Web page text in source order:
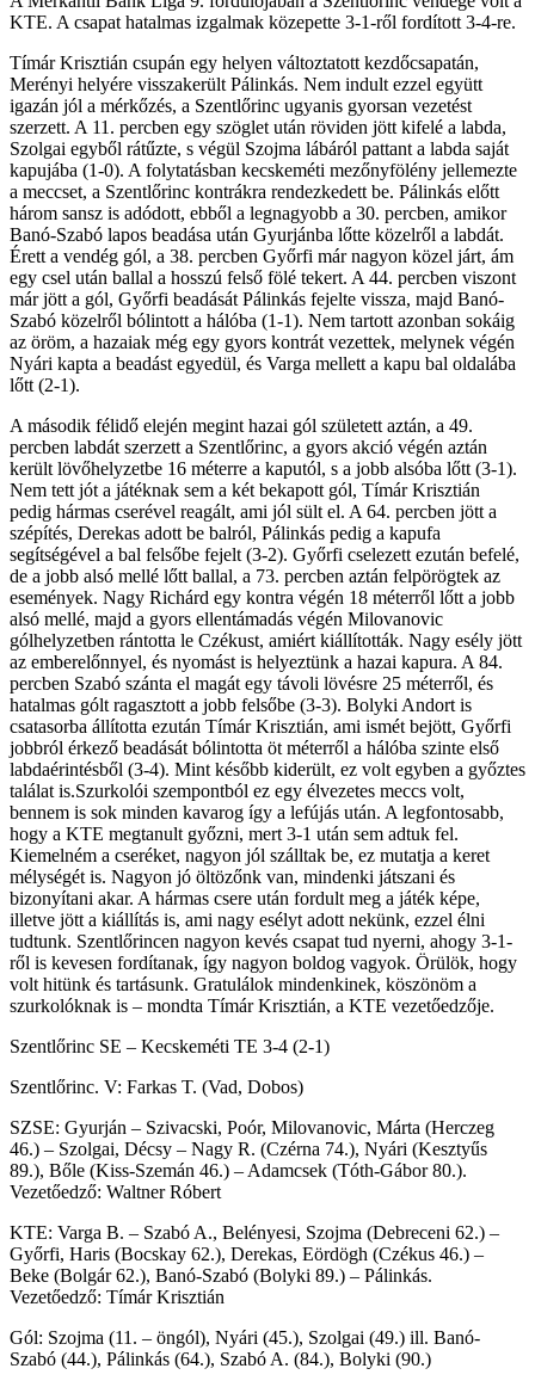
KTE. A csapat hatalmas izgalmak közepette 3-1-ről fordított 3-4-re.
Tímár Krisztián csupán egy helyen változtatott kezdőcsapatán,
Merényi helyére visszakerült Pálinkás. Nem indult ezzel együtt
igazán jól a mérkőzés, a Szentlőrinc ugyanis gyorsan vezetést
szerzett. A 11. percben egy szöglet után röviden jött kifelé a labda,
Szolgai egyből rátűzte, s végül Szojma lábáról pattant a labda saját
kapujába (1-0). A folytatásban kecskeméti mezőnyfölény jellemezte
a meccset, a Szentlőrinc kontrákra rendezkedett be. Pálinkás előtt
három sansz is adódott, ebből a legnagyobb a 30. percben, amikor
Banó-Szabó lapos beadása után Gyurjánba lőtte közelről a labdát.
Érett a vendég gól, a 38. percben Győrfi már nagyon közel járt, ám
egy csel után ballal a hosszú felső fölé tekert. A 44. percben viszont
már jött a gól, Győrfi beadását Pálinkás fejelte vissza, majd Banó-
Szabó közelről bólintott a hálóba (1-1). Nem tartott azonban sokáig
az öröm, a hazaiak még egy gyors kontrát vezettek, melynek végén
Nyári kapta a beadást egyedül, és Varga mellett a kapu bal oldalába
lőtt (2-1).
A második félidő elején megint hazai gól született aztán, a 49.
percben labdát szerzett a Szentlőrinc, a gyors akció végén aztán
került lövőhelyzetbe 16 méterre a kaputól, s a jobb alsóba lőtt (3-1).
Nem tett jót a játéknak sem a két bekapott gól, Tímár Krisztián
pedig hármas cserével reagált, ami jól sült el. A 64. percben jött a
szépítés, Derekas adott be balról, Pálinkás pedig a kapufa
segítségével a bal felsőbe fejelt (3-2). Győrfi cselezett ezután befelé,
de a jobb alsó mellé lőtt ballal, a 73. percben aztán felpörögtek az
események. Nagy Richárd egy kontra végén 18 méterről lőtt a jobb
alsó mellé, majd a gyors ellentámadás végén Milovanovic
gólhelyzetben rántotta le Czékust, amiért kiállították. Nagy esély jött
az emberelőnnyel, és nyomást is helyeztünk a hazai kapura. A 84.
percben Szabó szánta el magát egy távoli lövésre 25 méterről, és
hatalmas gólt ragasztott a jobb felsőbe (3-3). Bolyki Andort is
csatasorba állította ezután Tímár Krisztián, ami ismét bejött, Győrfi
jobbról érkező beadását bólintotta öt méterről a hálóba szinte első
labdaérintésből (3-4). Mint később kiderült, ez volt egyben a győztes
találat is.Szurkolói szempontból ez egy élvezetes meccs volt,
bennem is sok minden kavarog így a lefújás után. A legfontosabb,
hogy a KTE megtanult győzni, mert 3-1 után sem adtuk fel.
Kiemelném a cseréket, nagyon jól szálltak be, ez mutatja a keret
mélységét is. Nagyon jó öltözőnk van, mindenki játszani és
bizonyítani akar. A hármas csere után fordult meg a játék képe,
illetve jött a kiállítás is, ami nagy esélyt adott nekünk, ezzel élni
tudtunk. Szentlőrincen nagyon kevés csapat tud nyerni, ahogy 3-1-
ről is kevesen fordítanak, így nagyon boldog vagyok. Örülök, hogy
volt hitünk és tartásunk. Gratulálok mindenkinek, köszönöm a
szurkolóknak is – mondta Tímár Krisztián, a KTE vezetőedzője.
Szentlőrinc SE – Kecskeméti TE 3-4 (2-1)
Szentlőrinc. V: Farkas T. (Vad, Dobos)
SZSE: Gyurján – Szivacski, Poór, Milovanovic, Márta (Herczeg
46.) – Szolgai, Décsy – Nagy R. (Czérna 74.), Nyári (Kesztyűs
89.), Bőle (Kiss-Szemán 46.) – Adamcsek (Tóth-Gábor 80.).
Vezetőedző: Waltner Róbert
KTE: Varga B. – Szabó A., Belényesi, Szojma (Debreceni 62.) –
Győrfi, Haris (Bocskay 62.), Derekas, Eördögh (Czékus 46.) –
Beke (Bolgár 62.), Banó-Szabó (Bolyki 89.) – Pálinkás.
Vezetőedző: Tímár Krisztián
Gól: Szojma (11. – öngól), Nyári (45.), Szolgai (49.) ill. Banó-
Szabó (44.), Pálinkás (64.), Szabó A. (84.), Bolyki (90.)